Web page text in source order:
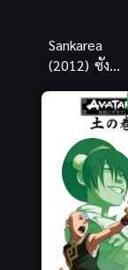
Sankarea
(2012) ซัง
รักซอมบี้สาว